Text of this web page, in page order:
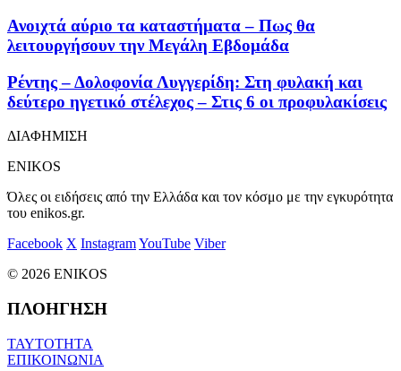
Ανοιχτά αύριο τα καταστήματα – Πως θα
λειτουργήσουν την Μεγάλη Εβδομάδα
Ρέντης – Δολοφονία Λυγγερίδη: Στη φυλακή και
δεύτερο ηγετικό στέλεχος – Στις 6 οι προφυλακίσεις
ΔΙΑΦΗΜΙΣΗ
ENIKOS
Όλες οι ειδήσεις από την Ελλάδα και τον κόσμο με την εγκυρότητα
του enikos.gr.
Facebook X InstagramYouTube Viber
© 2026 ENIKOS
ΠΛΟΗΓΗΣΗ
ΤΑΥΤΟΤΗΤΑ
ΕΠΙΚΟΙΝΩΝΙΑ